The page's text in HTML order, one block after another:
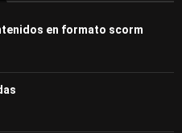
en formato scorm